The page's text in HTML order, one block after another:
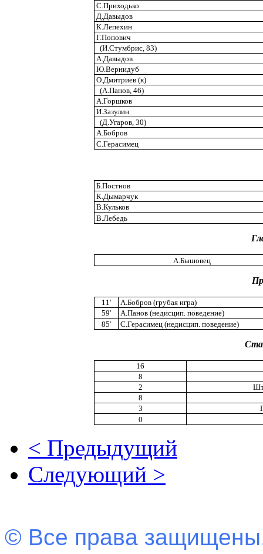
С.Приходько
Д.Давыдов
К.Лепехин
Г.Попович
(И.Стумбрис, 83)
А.Давыдов
Ю.Вернидуб
О.Дмитриев (к)
(А.Панов, 46)
А.Горшков
И.Зазулин
(Д.Угаров, 30)
А.Бобров
С.Герасимец
Б.Постнов
К.Дымарчук
В.Кульков
В.Лебедь
А.Бышовец
11'
А.Бобров (грубая игра)
59'
А.Панов (недисцип. поведение)
85'
С.Герасимец (недисцип. поведение)
16
8
2
8
3
0
< Предыдущий
Следующий >
© Все права